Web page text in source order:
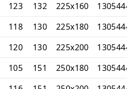
123 132 225x160
118 130 225x180
120 130 225x200
105 151 250x180